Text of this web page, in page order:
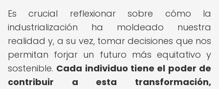
Es crucial reflexionar sobre cómo la
industrialización ha moldeado nuestra
realidad y, a su vez, tomar decisiones que nos
permitan forjar un futuro más equitativo y
sostenible. Cada individuo tiene el poder de
contribuir a esta transformación,